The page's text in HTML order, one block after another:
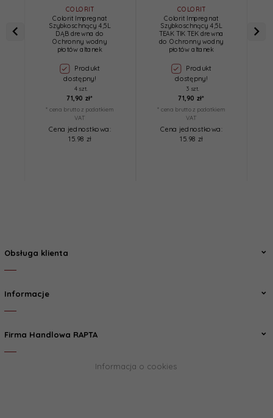
COLORIT
Colorit Impregnat
Szybkoschnący 4,5L
DĄB drewna do
Ochronny wodny
płotów altanek
Produkt
dostępny!
4 szt.
71,90 zł*
* cena brutto z podatkiem
VAT
Cena jednostkowa:
15.98 zł
COLORIT
Colorit Impregnat
Szybkoschnący 4,5L
TEAK TIK TEK drewna
do Ochronny wodny
płotów altanek
Produkt
dostępny!
3 szt.
71,90 zł*
* cena brutto z podatkiem
VAT
Cena jednostkowa:
15.98 zł
Obsługa klienta
Informacje
Firma Handlowa RAPTA
Informacja o cookies